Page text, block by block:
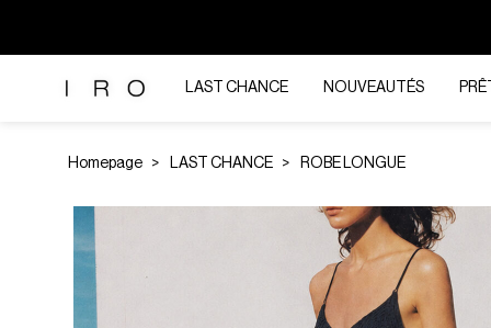
LAST CHANCE NOUVEAUTÉS
Homepage LAST CHANCE ROBE LONGUE